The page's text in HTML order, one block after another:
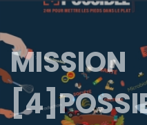
MISSION